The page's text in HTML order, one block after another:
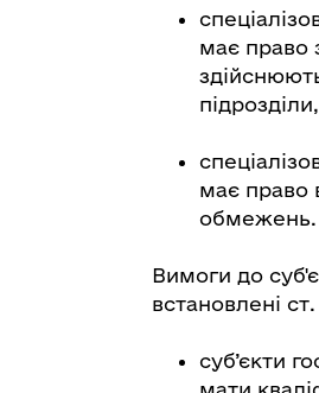
має право
має право
обмежень.
Вимоги до
встановлені
суб’єкти